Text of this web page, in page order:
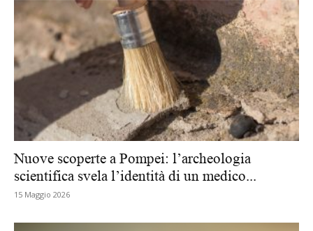
Nuove scoperte a Pompei: l’archeologia
scientifica svela l’identità di un medico...
15 Maggio 2026